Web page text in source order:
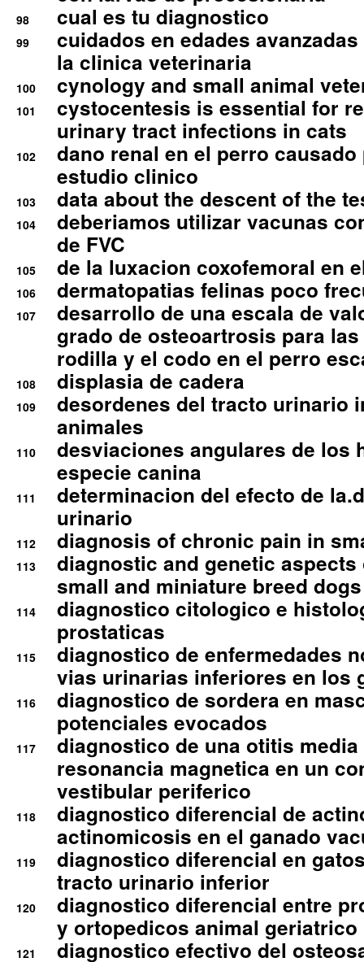
98 cual es tu diagnostico
99
cuidados en edades
la clinica veterinaria
100 cynology and small animal
101
cystocentesis is essential for
urinary tract infections in cats
102
dano renal en el perro
estudio clinico
103 data about the descent of the
104
deberiamos utilizar vacunas
de FVC
105 de la luxacion coxofemoral en
106 dermatopatias felinas poco
107
desarrollo de una escala de
grado de osteoartrosis para
rodilla y el codo en el perro
108 displasia de cadera
109
desordenes del tracto urinario
animales
110
desviaciones angulares de los
especie canina
111
determinacion del efecto de
urinario
112 diagnosis of chronic pain in
113
diagnostic and genetic
small and miniature breed
114
diagnostico citologico e
prostaticas
115
diagnostico de enfermedades
vias urinarias inferiores en los
116
diagnostico de sordera en
potenciales evocados
117
diagnostico de una otitis
resonancia magnetica en un
vestibular periferico
118
diagnostico diferencial de
actinomicosis en el ganado
119
diagnostico diferencial en
tracto urinario inferior
120
diagnostico diferencial entre
y ortopedicos animal geriatrico
121
diagnostico efectivo del